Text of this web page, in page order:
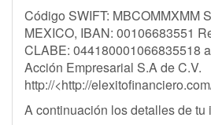
Código SWIFT: MBCOMMXMM
MEXICO, IBAN: 00106683551
CLABE: 044180001066835518
Acción Empresarial S.A de C.V.
http://<http://
A continuación los detalles de tu